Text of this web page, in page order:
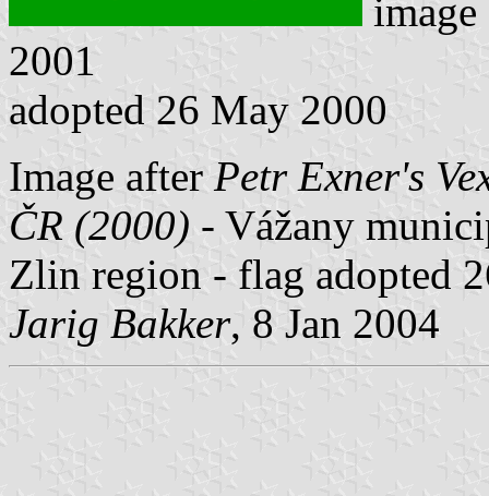
2001
adopted 26 May 2000
Image after Petr Exner's
ČR (2000) - Vážany
Zlin region - flag adopted
Jarig Bakker, 8 Jan 2004